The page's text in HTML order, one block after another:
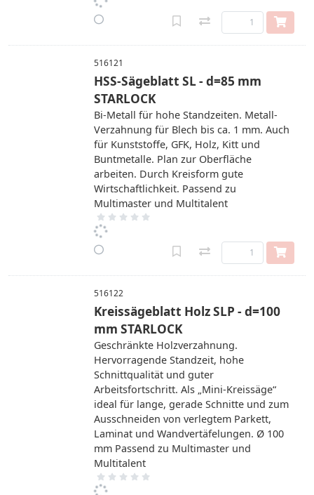
516121
HSS-Sägeblatt SL - d=85 mm
STARLOCK
Bi-Metall für hohe Standzeiten. Metall-
Verzahnung für Blech bis ca. 1 mm. Auch
für Kunststoffe, GFK, Holz, Kitt und
Buntmetalle. Plan zur Oberfläche
arbeiten. Durch Kreisform gute
Wirtschaftlichkeit. Passend zu
Multimaster und Multitalent
516122
Kreissägeblatt Holz SLP - d=100
mm STARLOCK
Geschränkte Holzverzahnung.
Hervorragende Standzeit, hohe
Schnittqualität und guter
Arbeitsfortschritt. Als „Mini-Kreissäge“
ideal für lange, gerade Schnitte und zum
Ausschneiden von verlegtem Parkett,
Laminat und Wandvertäfelungen. Ø 100
mm Passend zu Multimaster und
Multitalent